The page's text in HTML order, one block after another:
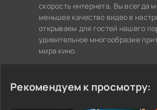
скорость интернета, Вы всегда
меньшее качество видео в
открываем для гостей нашего
удивительное многообразие
мира кино.
Рекомендуем к просмотру: